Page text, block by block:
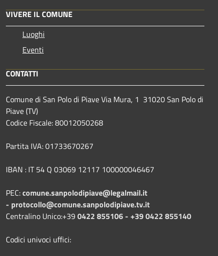
VIVERE IL COMUNE
Luoghi
Eventi
CONTATTI
Comune di San Polo di Piave Via Mura, 1 31020 San Polo di
Piave (TV)
Codice Fiscale: 80012050268
Partita IVA: 01733670267
IBAN : IT 54 Q 03069 12117 100000046467
PEC:comune.sanpolodipiave@legalmail.it
- protocollo@comune.sanpolodipiave.tv.it
Centralino Unico:+39 0422 855106 - +39 0422 855140
Codici univoci uffici: